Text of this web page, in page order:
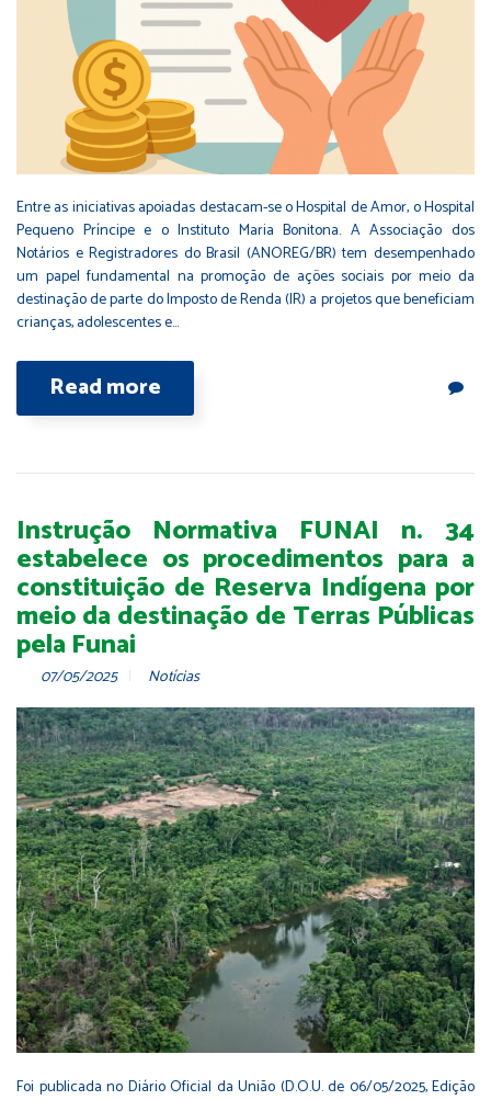
Entre as iniciativas apoiadas destacam-se o Hospital de Amor, o Hospital
Pequeno Príncipe e o Instituto Maria Bonitona. A Associação dos
Notários e Registradores do Brasil (ANOREG/BR) tem desempenhado
um papel fundamental na promoção de ações sociais por meio da
destinação de parte do Imposto de Renda (IR) a projetos que beneficiam
crianças, adolescentes e…
Read more
Instrução Normativa FUNAI n. 34
estabelece os procedimentos para a
constituição de Reserva Indígena por
meio da destinação de Terras Públicas
pela Funai
07/05/2025 Notícias
Foi publicada no Diário Oficial da União (D.O.U. de 06/05/2025, Edição